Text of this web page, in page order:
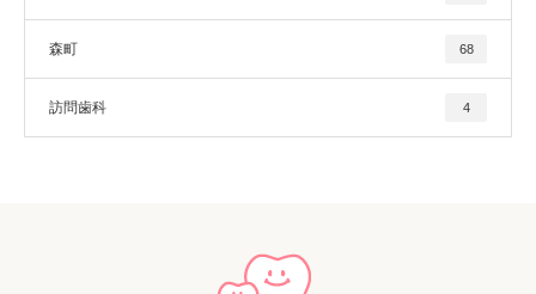
森町 68
訪問歯科 4